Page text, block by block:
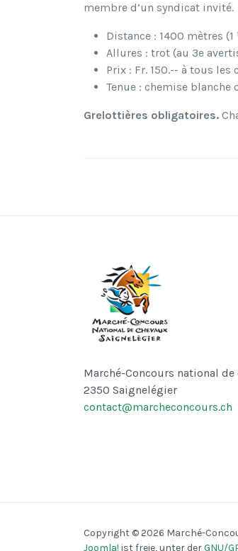
membre d’un syndicat invité.
Distance : 1400 mètres
Allures : trot (au 3e
Prix : Fr. 150.-- à tous les
Tenue : chemise
Grelottières obligatoires.
Marché-Concours national de
2350 Saignelégier
contact@marcheconcours.ch
Copyright © 2026 Marché-
Joomla! ist freie, unter derGNU/